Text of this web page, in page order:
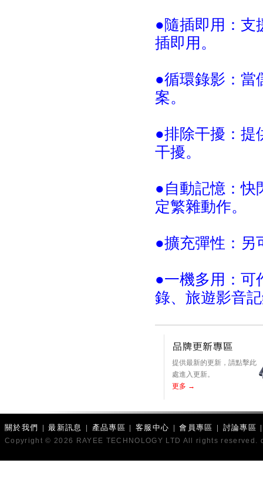
●隨插即用：支
插即用。
●循環錄影：當
案。
●排除干擾：提
干擾。
●自動記憶：快
定繁雜動作。
●擴充彈性：另
●一機多用：可
錄、旅遊影音
提供最新的更新，請點擊此
處進入更新。
更多 →
關於我們 | 最新訊息 | 產品專區 | 客服中心 | 會員專區 | 討論專區
Copyright © 2026 RAYEE TECHNOLOGY LTD All rights